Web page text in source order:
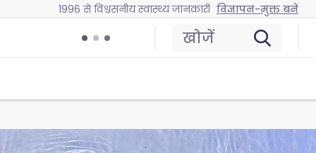
1996 से विश्वसनीय स्वास्थ्य जानकारी विज्ञापन-मुक्त बनें
खोजें